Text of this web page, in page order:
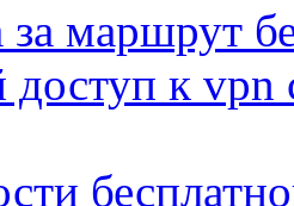
за маршрут
к vpn